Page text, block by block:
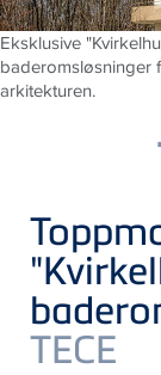
Eksklusive
baderomsløsninger
arkitekturen.
TECE